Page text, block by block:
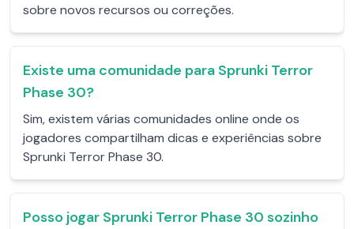
sobre novos recursos ou correções.
Existe uma comunidade para Sprunki Terror
Phase 30?
Sim, existem várias comunidades online onde os
jogadores compartilham dicas e experiências sobre
Sprunki Terror Phase 30.
Posso jogar Sprunki Terror Phase 30 sozinho